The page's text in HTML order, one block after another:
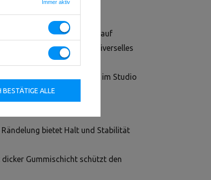
Trainingsniveau
Setze auf
Gusseisenhantel ist ein universelles
Training und
langlebig — genau, was du im Studio
bietet Halt und Stabilität
dicker Gummischicht schützt den
Immer aktiv
BESTÄTIGE ALLE